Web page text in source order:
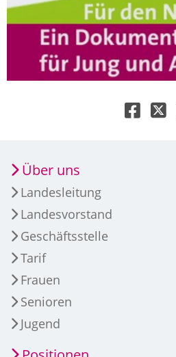
Über uns
Landesleitung
Landesvorstand
Geschäftsstelle
Tarif
Frauen
Senioren
Jugend